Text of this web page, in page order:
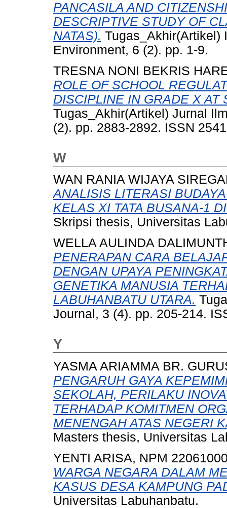
PANCASILA AND
DESCRIPTIVE STUDY OF
NATAS). Tugas_Akhir(Artikel)
Environment, 6 (2). pp. 1-9.
TRESNA NONI BEKRIS
ROLE OF SCHOOL
DISCIPLINE IN GRADE X AT
Tugas_Akhir(Artikel) Jurnal
(2). pp. 2883-2892. ISSN
W
WAN RANIA WIJAYA
ANALISIS LITERASI
KELAS XI TATA BUSANA-1
Skripsi thesis, Universitas
WELLA AULINDA
PENERAPAN CARA
DENGAN UPAYA
GENETIKA MANUSIA
LABUHANBATU UTARA.
Journal, 3 (4). pp. 205-214.
Y
YASMA ARIAMMA BR.
PENGARUH GAYA
SEKOLAH, PERILAKU
TERHADAP KOMITMEN
MENENGAH ATAS NEGERI
Masters thesis, Universitas
YENTI ARISA, NPM
WARGA NEGARA DALAM
KASUS DESA KAMPUNG
Universitas Labuhanbatu.